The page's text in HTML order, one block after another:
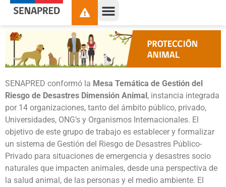
contenido
SENAPRED conformó la Mesa Temática de Gestión del
Riesgo de Desastres Dimensión Animal, instancia integrada
por 14 organizaciones, tanto del ámbito público, privado,
Universidades, ONG’s y Organismos Internacionales. El
objetivo de este grupo de trabajo es establecer y formalizar
un sistema de Gestión del Riesgo de Desastres Público-
Privado para situaciones de emergencia y desastres socio
naturales que impacten animales, desde una perspectiva de
la salud animal, de las personas y el medio ambiente. El